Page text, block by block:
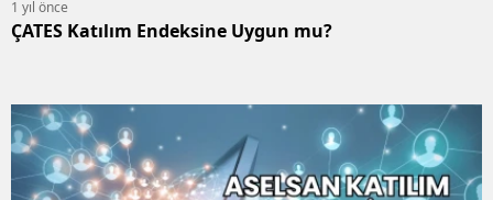
1 yıl önce
ÇATES Katılım Endeksine Uygun mu?